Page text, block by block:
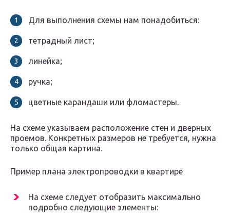
Для выполнения схемы нам понадобиться:
тетрадный лист;
линейка;
ручка;
цветные карандаши или фломастеры.
На схеме указываем расположение стен и дверных
проемов. Конкретных размеров не требуется, нужна
только общая картина.
Пример плана электропроводки в квартире
На схеме следует отобразить максимально
подробно следующие элементы: